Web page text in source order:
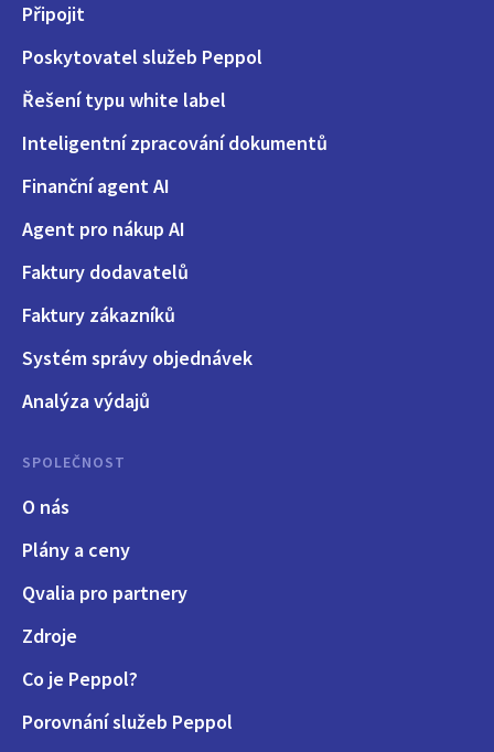
Připojit
Poskytovatel služeb Peppol
Řešení typu white label
Inteligentní zpracování dokumentů
Finanční agent AI
Agent pro nákup AI
Faktury dodavatelů
Faktury zákazníků
Systém správy objednávek
Analýza výdajů
SPOLEČNOST
O nás
Plány a ceny
Qvalia pro partnery
Zdroje
Co je Peppol?
Porovnání služeb Peppol